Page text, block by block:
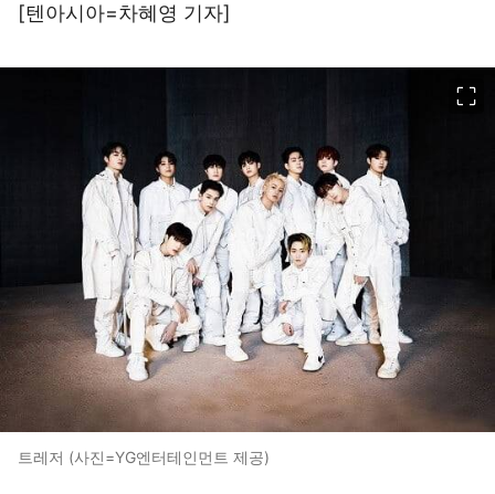
[텐아시아=차혜영 기자]
트레저 (사진=YG엔터테인먼트 제공)